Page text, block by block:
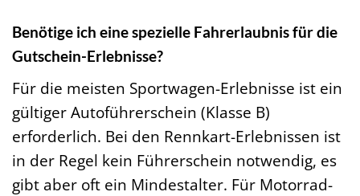
Benötige ich eine spezielle Fahrerlaubnis für die
Gutschein-Erlebnisse?
Für die meisten Sportwagen-Erlebnisse ist ein
gültiger Autoführerschein (Klasse B)
erforderlich. Bei den Rennkart-Erlebnissen ist
in der Regel kein Führerschein notwendig, es
gibt aber oft ein Mindestalter. Für Motorrad-